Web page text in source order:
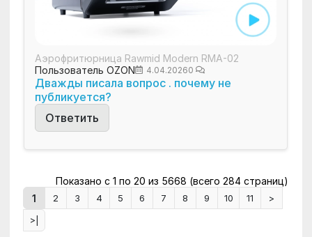
Аэрофритюрница Rawmid Modern RMA-02
Пользователь OZON
4.04.20260
Дважды писала вопрос . почему не
публикуется?
Ответить
1 2 3 4 5 6 7 8 9 10 11
>
>|
Показано с 1 по 20 из 5668 (всего 284 страниц)